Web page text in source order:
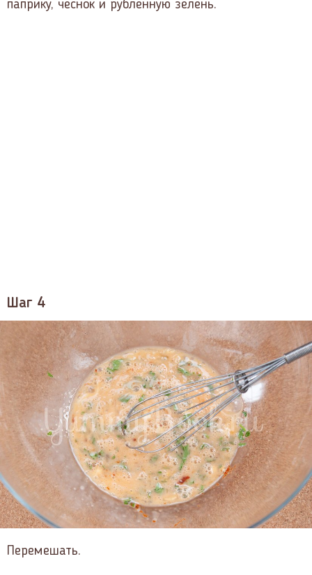
паприку, чеснок и рубленную зелень.
Шаг 4
Перемешать.